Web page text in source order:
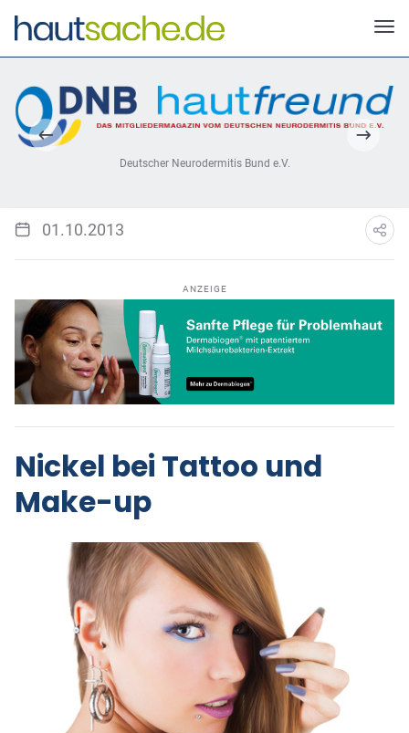
Deutscher Neurodermitis Bund e.V.
01.10.2013
ANZEIGE
Nickel bei Tattoo und
Make-up